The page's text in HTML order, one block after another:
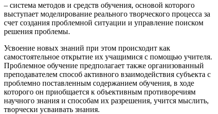
– система методов и средств обучения, основой которого
выступает моделирование реального творческого процесса за
счет создания проблемной ситуации и управление поиском
решения проблемы.
Усвоение новых знаний при этом происходит как
самостоятельное открытие их учащимися с помощью учителя.
Проблемное обучение предполагает также организованный
преподавателем способ активного взаимодействия субъекта с
проблемно поставленным содержанием обучения, в ходе
которого он приобщается к объективным противоречиям
научного знания и способам их разрешения, учится мыслить,
творчески усваивать знания.